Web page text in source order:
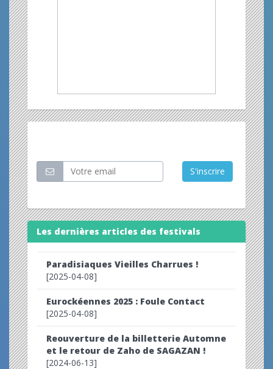
S'inscrire
Les dernières articles des festivals
Paradisiaques Vieilles Charrues !
[2025-04-08]
Eurockéennes 2025 : Foule Contact
[2025-04-08]
Reouverture de la billetterie Automne
et le retour de Zaho de SAGAZAN !
[2024-06-13]